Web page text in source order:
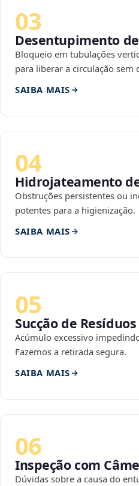
03
Desentupimento
Bloqueio em tubulações
para liberar a circulação sem
SAIBA MAIS
04
Hidrojateamento
Obstruções persistentes ou
potentes para a higienização.
SAIBA MAIS
05
Sucção de Resíduos
Acúmulo excessivo
Fazemos a retirada segura.
SAIBA MAIS
06
Inspeção com
Dúvidas sobre a causa do